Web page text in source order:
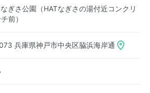
ぎさ公園（HATなぎさの湯付近コンクリ
前）
兵庫県神戸市中央区脇浜海岸通